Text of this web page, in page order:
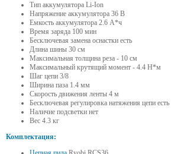
Тип аккумулятора Li-Ion
Напряжение аккумулятора 36 В
Емкость аккумулятора 2.6 А*ч
Время заряда 100 мин
Бесключевая замена оснастки есть
Длина шины 30 см
Максимальная толщина реза - 10 см
Максимальный крутящий момент - 4.4 Н*м
Шаг цепи 3/8
Ширина паза 1.4 мм
Скорость движения ленты 4 м
Бесключевая регулировка натяжения цепи есть
Наличие подсветки нет
Вес 4.3 кг
Комплектация: